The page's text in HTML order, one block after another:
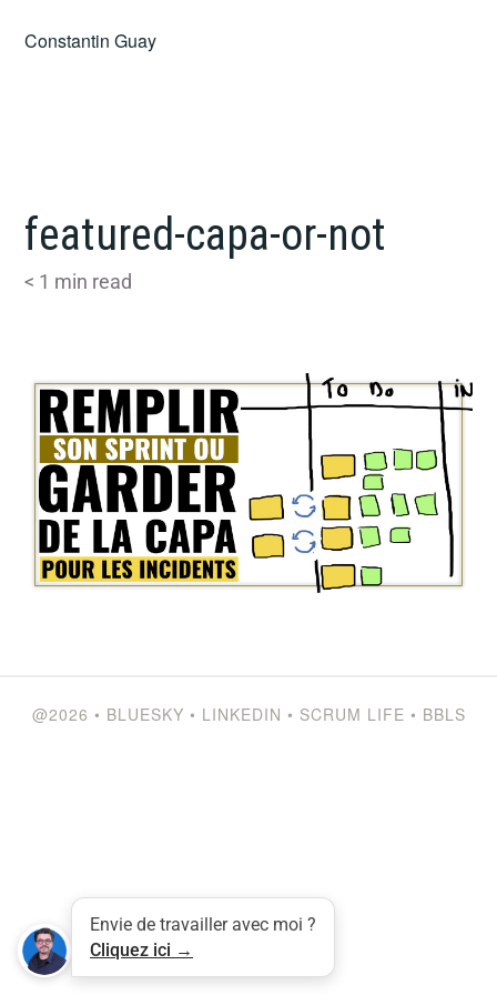
Constantin Guay
featured-capa-or-not
< 1 min read
@2026 • BLUESKY • LINKEDIN • SCRUM LIFE • BBLS
Envie de travailler avec moi ?
Cliquez ici →
Share this selection
Tweet LinkedIn